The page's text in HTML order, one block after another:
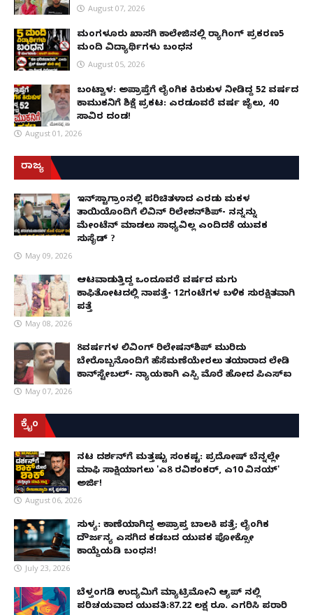
August 07, 2026
ಮಂಗಳೂರು ಖಾಸಗಿ ಕಾಲೇಜಿನಲ್ಲಿ ರ‌್ಯಾಗಿಂಗ್ ಪ್ರಕರಣ5
ಮಂದಿ ವಿದ್ಯಾರ್ಥಿಗಳು ಬಂಧನ
August 05, 2026
ಬಂಟ್ವಾಳ: ಅಪ್ರಾಪ್ತೆಗೆ ಲೈಂಗಿಕ ಕಿರುಕುಳ ನೀಡಿದ್ದ 52 ವರ್ಷದ
ಕಾಮುಕನಿಗೆ ಶಿಕ್ಷೆ ಪ್ರಕಟ: ಎರಡೂವರೆ ವರ್ಷ ಜೈಲು, ₹40
ಸಾವಿರ ದಂಡ!
August 01, 2026
ರಾಜ್ಯ
ಇನ್​ಸ್ಟಾಗ್ರಾಂನಲ್ಲಿ ಪರಿಚಿತಳಾದ ಎರಡು ಮಕ್ಕಳ
ತಾಯಿಯೊಂದಿಗೆ ಲಿವಿನ್ ರಿಲೇಶನ್​ಶಿಪ್- ನನ್ನನ್ನು
ಮೇಂಟೆನ್ ಮಾಡಲು ಸಾಧ್ಯವಿಲ್ಲ ಎಂದಿದಕ್ಕೆ ಯುವಕ
ಸುಸೈಡ್ ?
May 09, 2026
ಆಟವಾಡುತ್ತಿದ್ದ ಒಂದೂವರೆ ವರ್ಷದ ಮಗು
ಕಾಫಿತೋಟದಲ್ಲಿ ನಾಪತ್ತೆ- 12ಗಂಟೆಗಳ ಬಳಿಕ ಸುರಕ್ಷಿತವಾಗಿ
ಪತ್ತೆ
May 08, 2026
8ವರ್ಷಗಳ ಲಿವಿಂಗ್‌ ರಿಲೇಷನ್‌ಶಿಪ್ ಮುರಿದು
ಬೇರೊಬ್ಬನೊಂದಿಗೆ ಹೆಸೆಮಣೆಯೇರಲು ತಯಾರಾದ ಲೇಡಿ
ಕಾನ್‌ಸ್ಟೇಬಲ್- ನ್ಯಾಯಕ್ಕಾಗಿ ಎಸ್ಪಿ ಮೊರೆ ಹೋದ ಪಿಎಸ್ಐ
May 07, 2026
ಕ್ರೈಂ
ನಟ ದರ್ಶನ್‌ಗೆ ಮತ್ತಷ್ಟು ಸಂಕಷ್ಟ: ಪ್ರದೋಷ್ ಬೆನ್ನಲ್ಲೇ
ಮಾಫಿ ಸಾಕ್ಷಿಯಾಗಲು 'ಎ8 ರವಿಶಂಕರ್, ಎ10 ವಿನಯ್'
ಅರ್ಜಿ!
August 06, 2026
ಸುಳ್ಯ: ಕಾಣೆಯಾಗಿದ್ದ ಅಪ್ರಾಪ್ತ ಬಾಲಕಿ ಪತ್ತೆ; ಲೈಂಗಿಕ
ದೌರ್ಜನ್ಯ ಎಸಗಿದ ಕಡಬದ ಯುವಕ ಪೋಕ್ಸೋ
ಕಾಯ್ದೆಯಡಿ ಬಂಧನ!
July 23, 2026
ಬೆಳ್ತಂಗಡಿ ಉದ್ಯಮಿಗೆ ಮ್ಯಾಟ್ರಿಮೋನಿ ಆ್ಯಪ್ ನಲ್ಲಿ
ಪರಿಚಯವಾದ ಯುವತಿ:87.22 ಲಕ್ಷ ರೂ. ಎಗರಿಸಿ ಪರಾರಿ